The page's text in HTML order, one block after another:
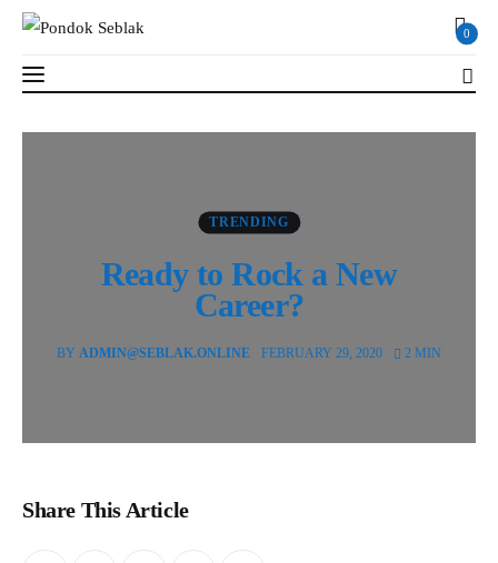
0
TRENDING
Ready to Rock a New
Career?
BY ADMIN@SEBLAK.ONLINE FEBRUARY 29, 2020 2 MIN
Share This Article